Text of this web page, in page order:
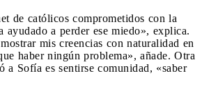
de católicos comprometidos con la
ayudado a perder ese miedo», explica.
mis creencias con naturalidad en
haber ningún problema», añade. Otra
a Sofía es sentirse comunidad, «saber